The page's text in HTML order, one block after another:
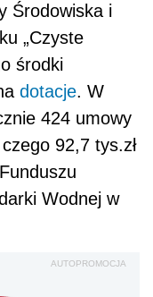
Środowiska i
„Czyste
środki
dotacje. W
424 umowy
92,7 tys.zł
Wodnej w
AUTOPROMOCJA